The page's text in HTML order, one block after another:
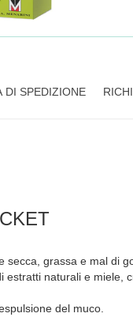
DI SPEDIZIONE
secca, grassa e mal di
estratti naturali e miele,
del muco.